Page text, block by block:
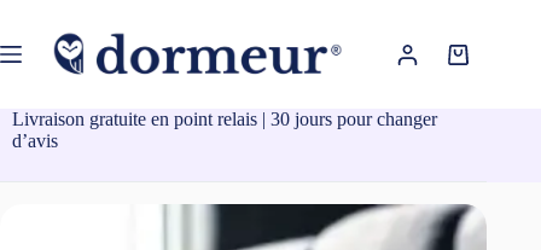
contenu
Panier
Livraison gratuite en point relais | 30 jours pour changer
d’avis